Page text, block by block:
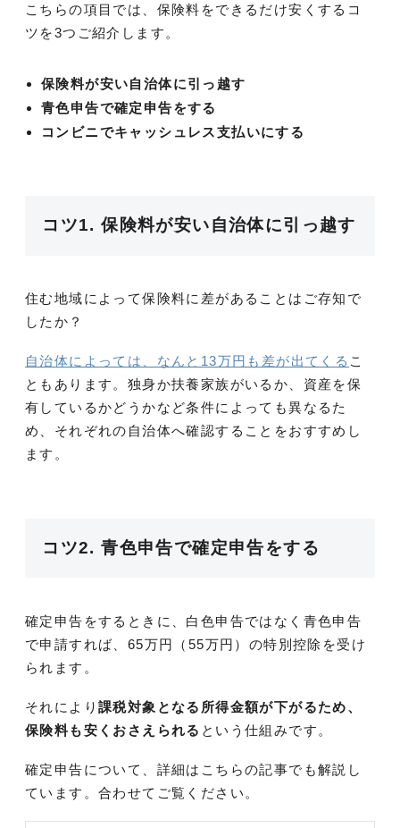
こちらの項目では、保険料をできるだけ安くするコ
ツを3つご紹介します。
保険料が安い自治体に引っ越す
青色申告で確定申告をする
コンビニでキャッシュレス支払いにする
コツ1. 保険料が安い自治体に引っ越す
住む地域によって保険料に差があることはご存知で
したか？
自治体によっては、なんと13万円も差が出てくる こ
ともあります。独身か扶養家族がいるか、資産を保
有しているかどうかなど条件によっても異なるた
め、それぞれの自治体へ確認することをおすすめし
ます。
コツ2. 青色申告で確定申告をする
確定申告をするときに、白色申告ではなく青色申告
で申請すれば、65万円（55万円）の特別控除を受け
られます。
それにより 課税対象となる所得金額が下がるため、
保険料も安くおさえられる という仕組みです。
確定申告について、詳細はこちらの記事でも解説し
ています。合わせてご覧ください。